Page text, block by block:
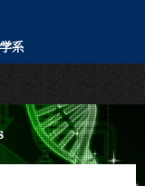
系
English